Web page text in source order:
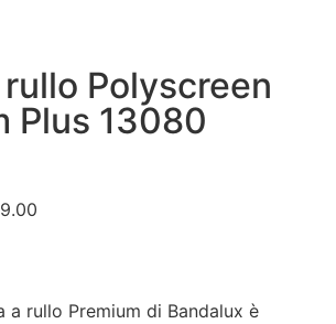
Polyscreen
Plus 13080
a rullo Premium di Bandalux è